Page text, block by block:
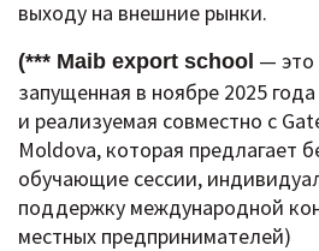
выходу на внешние рынки.
(*** Maib export school — это
запущенная в ноябре 2025
и реализуемая совместно с
Moldova, которая предлагает
обучающие сессии,
поддержку международной
местных предпринимателей)